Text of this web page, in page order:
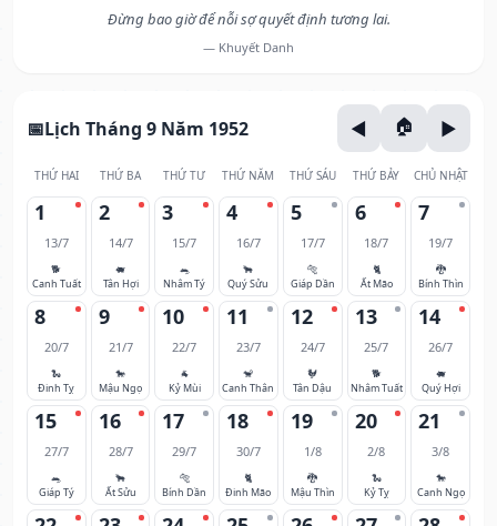
Đừng bao giờ để nỗi sợ quyết định tương lai.
— Khuyết Danh
Lịch Tháng 9 Năm 1952
THỨ HAI THỨ BA THỨ TƯ THỨ NĂM THỨ SÁU THỨ BẢY CHỦ NHẬT
1
13/7
🐕
Canh Tuất
2
14/7
🐖
Tân Hợi
3
15/7
🐀
Nhâm Tý
4
16/7
🐂
Quý Sửu
5
17/7
🐅
Giáp Dần
6
18/7
🐈
Ất Mão
7
19/7
🐉
Bính Thìn
8
20/7
🐍
Đinh Tỵ
9
21/7
🐎
Mậu Ngọ
10
22/7
🐐
Kỷ Mùi
11
23/7
🐒
Canh Thân
12
24/7
🐓
Tân Dậu
13
25/7
🐕
Nhâm Tuất
14
26/7
🐖
Quý Hợi
15
27/7
🐀
Giáp Tý
16
28/7
🐂
Ất Sửu
17
29/7
🐅
Bính Dần
18
30/7
🐈
Đinh Mão
19
1/8
🐉
Mậu Thìn
20
2/8
🐍
Kỷ Tỵ
21
3/8
🐎
Canh Ngọ